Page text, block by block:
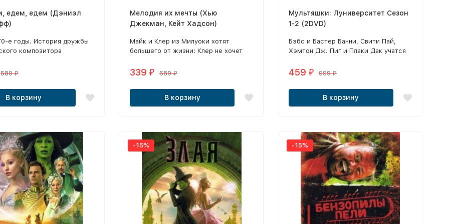
едем, едем (Дэниэл
е годы. История дружбы
композитора
и драматургом Чарли
оставил, чтобы
карьеру в Голливуде.
589₽
В корзину
Мелодия их мечты (Хью
Джекман, Кейт Хадсон)
Майк и Клер из Милуоки хотят
большего от жизни: Клер не хочет
желает развлекать людей. Они
песнями Нила Даймонда.
339 ₽ 589₽
В корзину
Мультяшки: Луниверситет Сезон
1-2 (2DVD)
Бэбс и Бастер Банни, Свити Пай,
Хэмтон Дж. Пиг и Плаки Дак учатся
мультяшками под руководством
легенд Луни Тюнз.
459 ₽ 999₽
В корзину
-15% -15%